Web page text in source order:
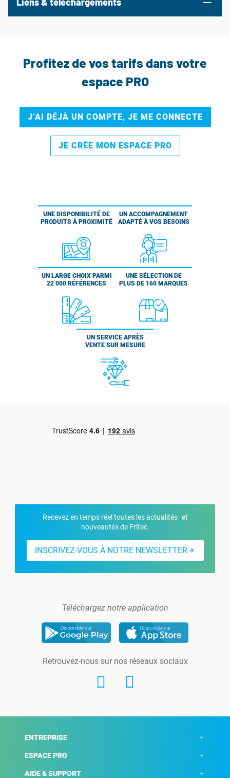
Profitez de vos tarifs dans votre
espace PRO
J’AI DÉJÀ UN COMPTE, JE ME CONNECTE
JE CRÉE MON ESPACE PRO
UNE DISPONIBILITÉ DE
PRODUITS À PROXIMITÉ
UN ACCOMPAGNEMENT
ADAPTÉ À VOS BESOINS
UN LARGE CHOIX PARMI
22 000 RÉFÉRENCES
UNE SÉLECTION DE
PLUS DE 160 MARQUES
UN SERVICE APRÈS
VENTE SUR MESURE
Recevez en temps réel toutes les actualités et
nouveautés de Fritec.
INSCRIVEZ-VOUS À NOTRE NEWSLETTER
Téléchargez notre application
Retrouvez-nous sur nos réseaux sociaux
ENTREPRISE
ESPACE PRO
AIDE & SUPPORT